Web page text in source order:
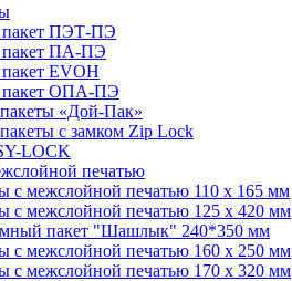
ПЭТ-ПЭ
ПА-ПЭ
EVOH
пакет ОПА-ПЭ
«Дой-Пак»
с замком Zip Lock
LOCK
печатью
с межслойной печатью 110 x 165 мм
с межслойной печатью 125 x 420 мм
пакет "Шашлык" 240*350 мм
с межслойной печатью 160 x 250 мм
с межслойной печатью 170 x 320 мм